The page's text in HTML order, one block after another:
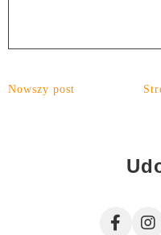
Nowszy post